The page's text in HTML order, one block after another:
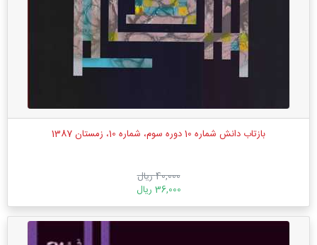
بازتاب دانش شماره 10 دوره سوم، شماره 10، زمستان 1387
40,000 ریال
36,000 ریال